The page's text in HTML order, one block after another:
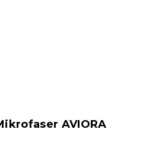
AVIORA